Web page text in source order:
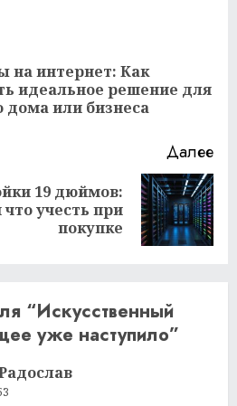
на интернет: Как
идеальное решение для
дома или бизнеса
Далее
19 дюймов:
учесть при
покупке
“Искусственный
уже наступило”